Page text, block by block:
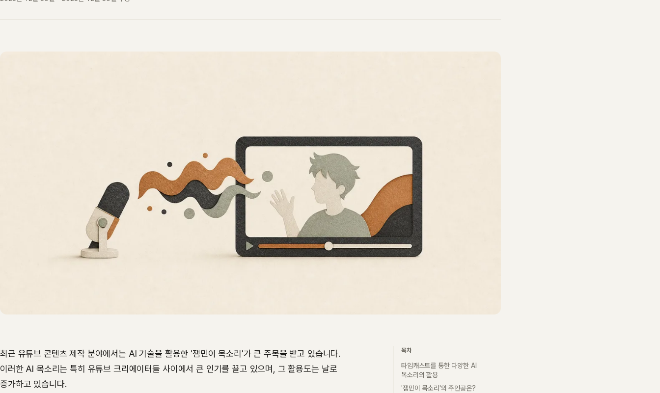
최근 유튜브 콘텐츠 제작 분야에서는 AI 기술을 활용한 '잼민이 목소리'가 큰 주목을 받고 있습니다.
이러한 AI 목소리는 특히 유튜브 크리에이터들 사이에서 큰 인기를 끌고 있으며, 그 활용도는 날로
증가하고 있습니다.
목차
타입캐스트를 통한 다양한 AI
목소리의 활용
'잼민이 목소리'의 주인공은?